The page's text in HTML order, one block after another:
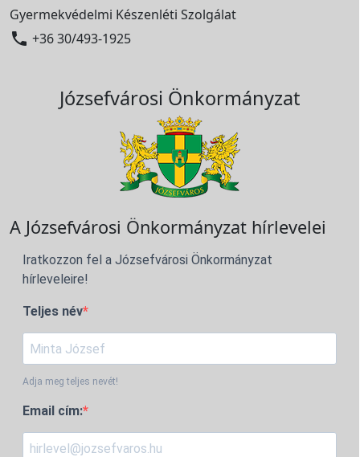
Gyermekvédelmi Készenléti Szolgálat
 +36 30/493-1925
Józsefvárosi Önkormányzat
A Józsefvárosi Önkormányzat hírlevelei
Iratkozzon fel a Józsefvárosi Önkormányzat
hírleveleire!
Teljes név
Adja meg teljes nevét!
Email cím: